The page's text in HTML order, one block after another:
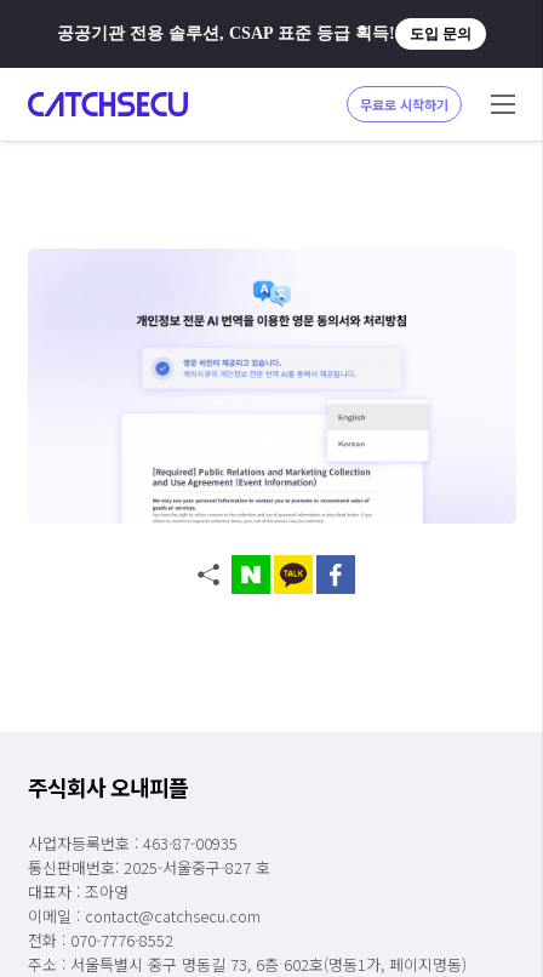
공공기관 전용 솔루션, CSAP 표준 등급 획득! 도입 문의
무료로 시작하기
주식회사 오내피플
사업자등록번호 : 463-87-00935
통신판매번호: 2025-서울중구-827 호
대표자 : 조아영
이메일 : contact@catchsecu.com
전화 : 070-7776-8552
주소 : 서울특별시 중구 명동길 73, 6층 602호(명동1가, 페이지명동)